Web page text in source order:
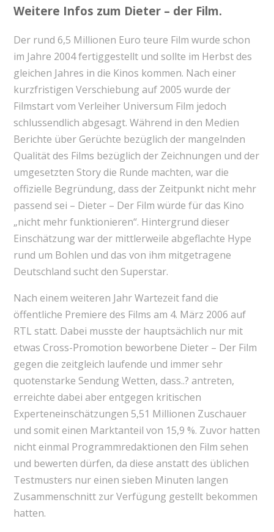
Weitere Infos zum Dieter – der Film.
Der rund 6,5 Millionen Euro teure Film wurde schon
im Jahre 2004 fertiggestellt und sollte im Herbst des
gleichen Jahres in die Kinos kommen. Nach einer
kurzfristigen Verschiebung auf 2005 wurde der
Filmstart vom Verleiher Universum Film jedoch
schlussendlich abgesagt. Während in den Medien
Berichte über Gerüchte bezüglich der mangelnden
Qualität des Films bezüglich der Zeichnungen und der
umgesetzten Story die Runde machten, war die
offizielle Begründung, dass der Zeitpunkt nicht mehr
passend sei – Dieter – Der Film würde für das Kino
„nicht mehr funktionieren“. Hintergrund dieser
Einschätzung war der mittlerweile abgeflachte Hype
rund um Bohlen und das von ihm mitgetragene
Deutschland sucht den Superstar.
Nach einem weiteren Jahr Wartezeit fand die
öffentliche Premiere des Films am 4. März 2006 auf
RTL statt. Dabei musste der hauptsächlich nur mit
etwas Cross-Promotion beworbene Dieter – Der Film
gegen die zeitgleich laufende und immer sehr
quotenstarke Sendung Wetten, dass..? antreten,
erreichte dabei aber entgegen kritischen
Experteneinschätzungen 5,51 Millionen Zuschauer
und somit einen Marktanteil von 15,9 %. Zuvor hatten
nicht einmal Programmredaktionen den Film sehen
und bewerten dürfen, da diese anstatt des üblichen
Testmusters nur einen sieben Minuten langen
Zusammenschnitt zur Verfügung gestellt bekommen
hatten.